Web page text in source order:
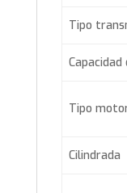
Tipo
Tipo
Cilindrada